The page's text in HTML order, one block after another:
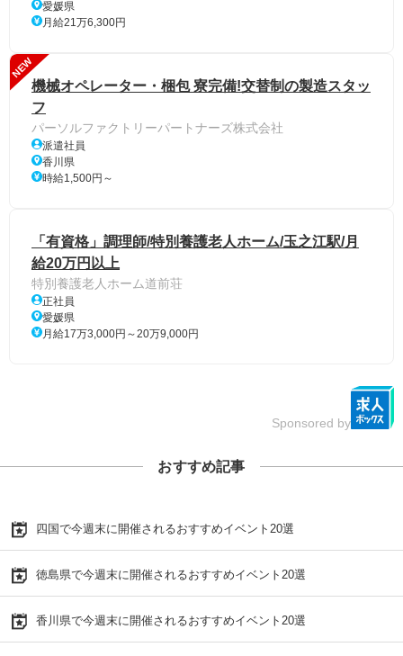
愛媛県
月給21万6,300円
NEW
機械オペレーター・梱包 寮完備!交替制の製造スタッ
フ
パーソルファクトリーパートナーズ株式会社
派遣社員
香川県
時給1,500円～
「有資格」調理師/特別養護老人ホーム/玉之江駅/月
給20万円以上
特別養護老人ホーム道前荘
正社員
愛媛県
月給17万3,000円～20万9,000円
Sponsored by
おすすめ記事
四国で今週末に開催されるおすすめイベント20選
徳島県で今週末に開催されるおすすめイベント20選
香川県で今週末に開催されるおすすめイベント20選